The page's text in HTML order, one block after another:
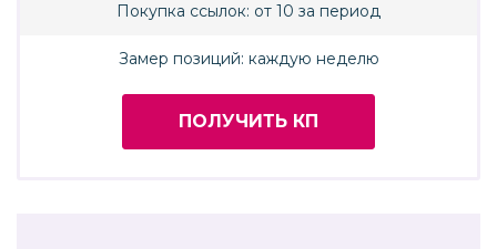
Покупка ссылок: от 10 за период
Замер позиций: каждую неделю
ПОЛУЧИТЬ КП